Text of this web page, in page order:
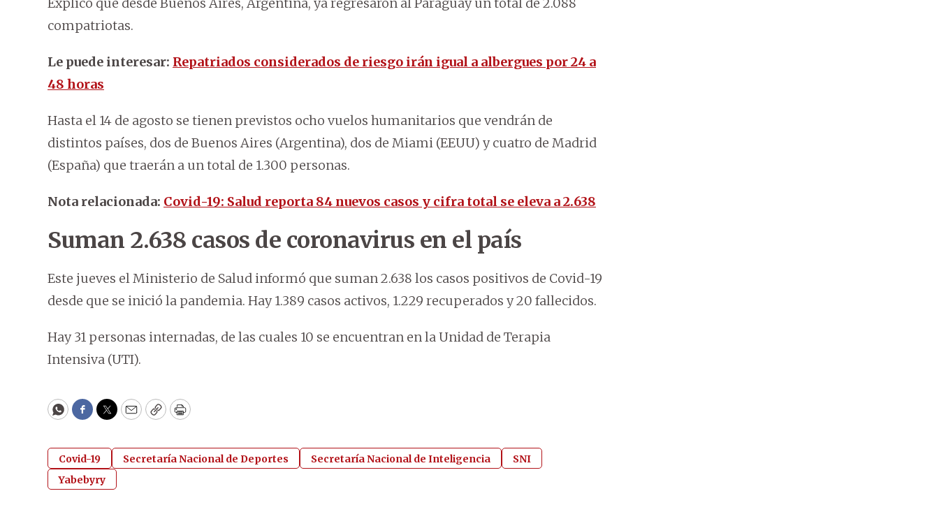
Explicó que desde Buenos Aires, Argentina, ya regresaron al Paraguay un total de 2.088
compatriotas.
Le puede interesar: Repatriados considerados de riesgo irán igual a albergues por 24 a
48 horas
Hasta el 14 de agosto se tienen previstos ocho vuelos humanitarios que vendrán de
distintos países, dos de Buenos Aires (Argentina), dos de Miami (EEUU) y cuatro de Madrid
(España) que traerán a un total de 1.300 personas.
Nota relacionada: Covid-19: Salud reporta 84 nuevos casos y cifra total se eleva a 2.638
Suman 2.638 casos de coronavirus en el país
Este jueves el Ministerio de Salud informó que suman 2.638 los casos positivos de Covid-19
desde que se inició la pandemia. Hay 1.389 casos activos, 1.229 recuperados y 20 fallecidos.
Hay 31 personas internadas, de las cuales 10 se encuentran en la Unidad de Terapia
Intensiva (UTI).
WhatsApp
Facebook
Twitter
EmailCopyPrint
Covid-19 Secretaría Nacional de Deportes Secretaría Nacional de Inteligencia
SNI
Yabebyry